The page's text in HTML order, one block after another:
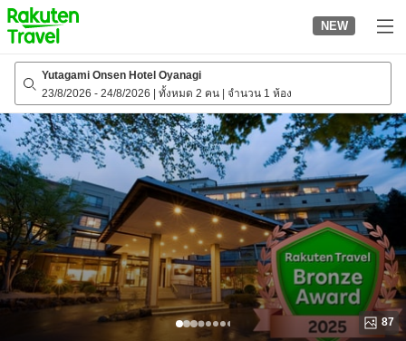
to
top
page
NEW
Yutagami Onsen Hotel Oyanagi
23/8/2026 - 24/8/2026 ทั้งหมด 2 คน จำนวน 1 ห้อง
87